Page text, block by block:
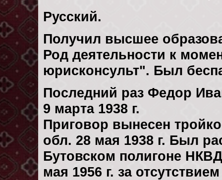
Русский.
Получил высшее
Род деятельности к
юрисконсульт". Был
Последний раз Федор
9 марта 1938 г.
Приговор вынесен
обл. 28 мая 1938 г. Был
Бутовском полигоне
мая 1956 г. за